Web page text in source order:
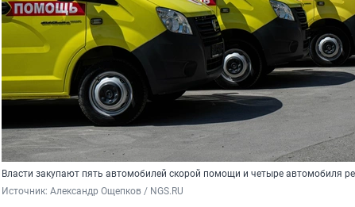
Власти закупают пять автомобилей скорой помощи и четыре автомобиля
Источник: Александр Ощепков / NGS.RU